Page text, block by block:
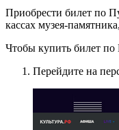
Приобрести билет по
кассах музея-
Чтобы купить билет по
Перейдите на